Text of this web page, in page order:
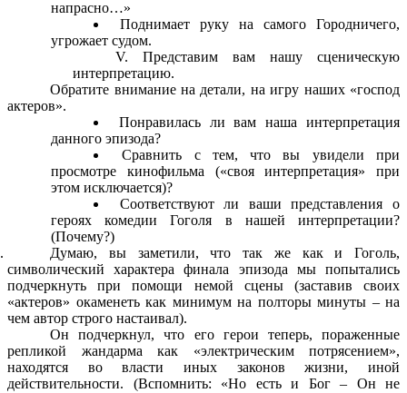
напрасно…»
Поднимает руку на самого Городничего,
угрожает судом.
Представим вам нашу сценическую
интерпретацию.
Обратите внимание на детали, на игру наших «господ
актеров».
Понравилась ли вам наша интерпретация
данного эпизода?
Сравнить с тем, что вы увидели при
просмотре кинофильма («своя интерпретация» при
этом исключается)?
Соответствуют ли ваши представления о
героях комедии Гоголя в нашей интерпретации?
(Почему?)
Думаю, вы заметили, что так же как и Гоголь,
символический характера финала эпизода мы попытались
подчеркнуть при помощи немой сцены (заставив своих
«актеров» окаменеть как минимум на полторы минуты – на
чем автор строго настаивал).
Он подчеркнул, что его герои теперь, пораженные
репликой жандарма как «электрическим потрясением»,
находятся во власти иных законов жизни, иной
действительности. (Вспомнить: «Но есть и Бог – Он не